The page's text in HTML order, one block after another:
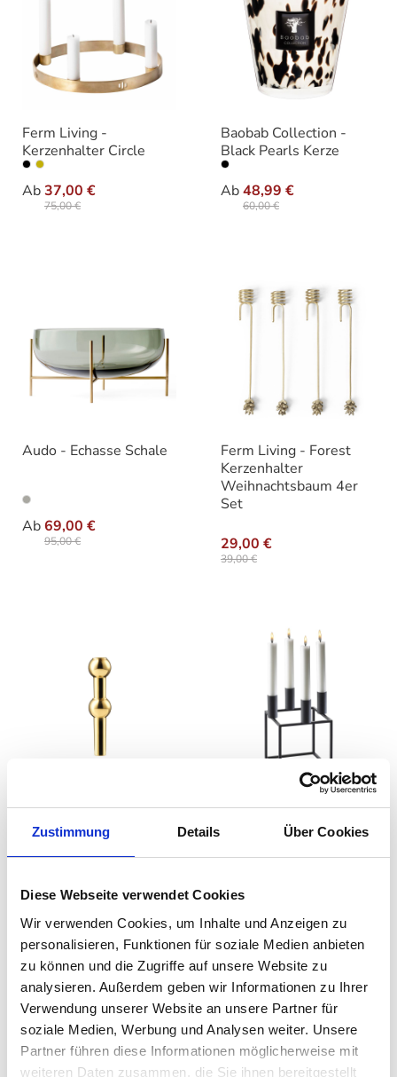
Zustimmung Details Über Cookies
Diese Webseite verwendet Cookies
Wir verwenden Cookies, um Inhalte und Anzeigen zu
personalisieren, Funktionen für soziale Medien anbieten
zu können und die Zugriffe auf unsere Website zu
analysieren. Außerdem geben wir Informationen zu Ihrer
Verwendung unserer Website an unsere Partner für
soziale Medien, Werbung und Analysen weiter. Unsere
Partner führen diese Informationen möglicherweise mit
weiteren Daten zusammen, die Sie ihnen bereitgestellt
Ferm Living -
Kerzenhalter Circle
Ab37,00 €
75,00 €
Ausführung
Baobab Collection -
Black Pearls Kerze
Ab48,99 €
60,00 €
Varianten
Audo - Echasse Schale
Ab69,00 €
95,00 €
Größe
Ferm Living - Forest
Kerzenhalter
Weihnachtsbaum 4er
Set
29,00 €
39,00 €
STOFF Nagel -
Ab22,50 €
Variantenauswählen
Audo - Kubus 4
Ab109,00 €